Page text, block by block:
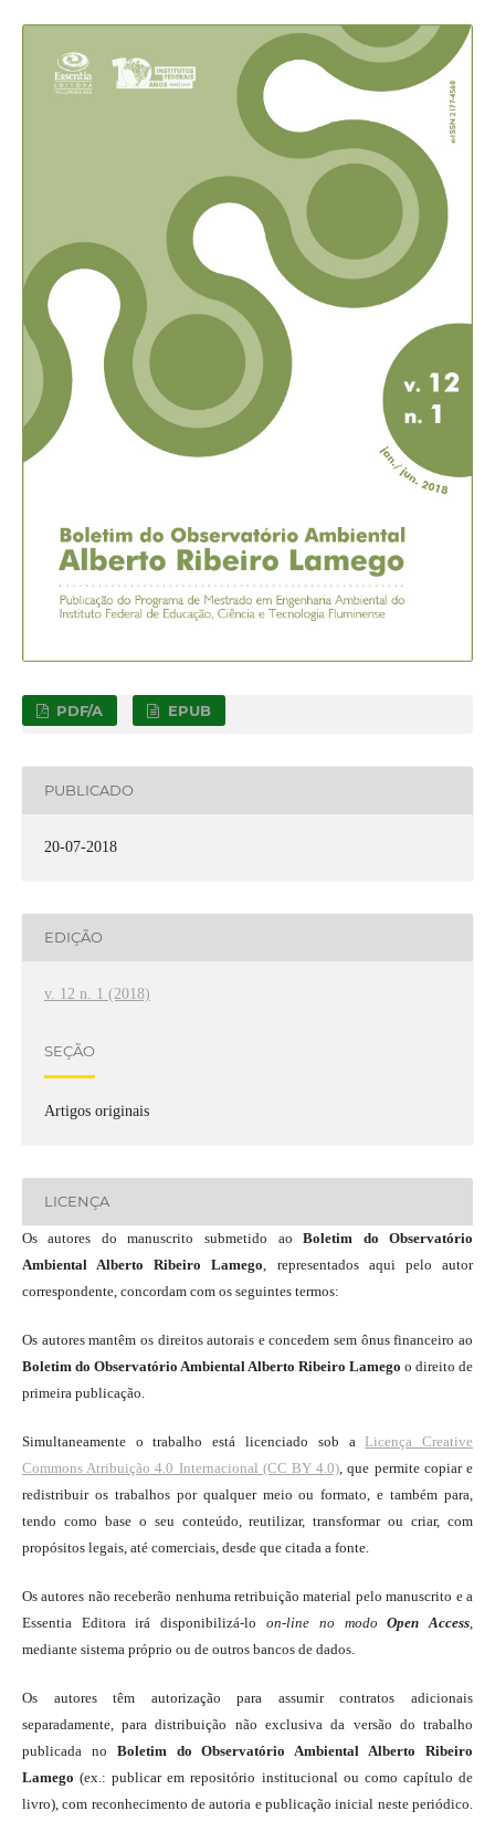
PDF/A EPUB
PUBLICADO
20-07-2018
EDIÇÃO
v. 12 n. 1 (2018)
SEÇÃO
Artigos originais
LICENÇA
Os autores do manuscrito submetido aoBoletim do Observatório
Ambiental Alberto Ribeiro Lamego , representados aqui pelo autor
correspondente, concordam com os seguintes termos:
Os autores mantêm os direitos autorais e concedem sem ônus financeiro ao
Boletim do Observatório Ambiental Alberto Ribeiro Lamegoo direito de
primeira publicação.
Simultaneamente o trabalho está licenciado sob a Licença Creative
Commons Atribuição 4.0 Internacional (CC BY 4.0) , que permite copiar e
redistribuir os trabalhos por qualquer meio ou formato, e também para,
tendo como base o seu conteúdo, reutilizar, transformar ou criar, com
propósitos legais, até comerciais, desde que citada a fonte.
Os autores não receberão nenhuma retribuição material pelo manuscrito e a
Essentia Editora irá disponibilizá-lo on-line no modo Open Access
mediante sistema próprio ou de outros bancos de dados.
Os autores têm autorização para assumir contratos adicionais
separadamente, para distribuição não exclusiva da versão do trabalho
publicada no Boletim do Observatório Ambiental Alberto Ribeiro
Lamego (ex.: publicar em repositório institucional ou como capítulo de
livro), com reconhecimento de autoria e publicação inicial neste periódico.